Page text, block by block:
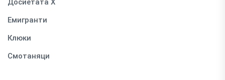
Досиетата Х
Емигранти
Клюки
Смотаняци